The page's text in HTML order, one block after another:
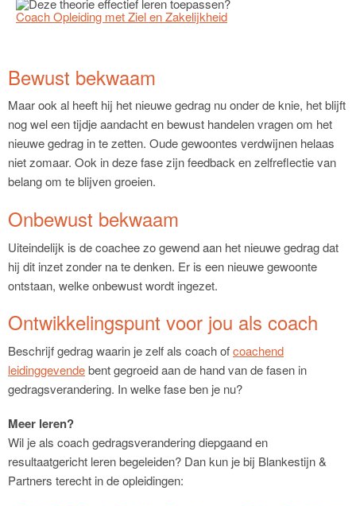
Coach Opleiding met Ziel en Zakelijkheid
Bewust bekwaam
Maar ook al heeft hij het nieuwe gedrag nu onder de knie, het blijft
nog wel een tijdje aandacht en bewust handelen vragen om het
nieuwe gedrag in te zetten. Oude gewoontes verdwijnen helaas
niet zomaar. Ook in deze fase zijn feedback en zelfreflectie van
belang om te blijven groeien.
Onbewust bekwaam
Uiteindelijk is de coachee zo gewend aan het nieuwe gedrag dat
hij dit inzet zonder na te denken. Er is een nieuwe gewoonte
ontstaan, welke onbewust wordt ingezet.
Ontwikkelingspunt voor jou als coach
Beschrijf gedrag waarin je zelf als coach ofcoachend
leidinggevendebent gegroeid aan de hand van de fasen in
gedragsverandering. In welke fase ben je nu?
Meer leren?
Wil je als coach gedragsverandering diepgaand en
resultaatgericht leren begeleiden? Dan kun je bij Blankestijn &
Partners terecht in de opleidingen: